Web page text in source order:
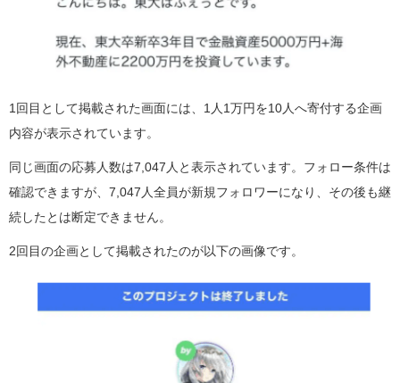
1回目として掲載された画面には、1人1万円を10人へ寄付する企画
内容が表示されています。
同じ画面の応募人数は7,047人と表示されています。フォロー条件は
確認できますが、7,047人全員が新規フォロワーになり、その後も継
続したとは断定できません。
2回目の企画として掲載されたのが以下の画像です。